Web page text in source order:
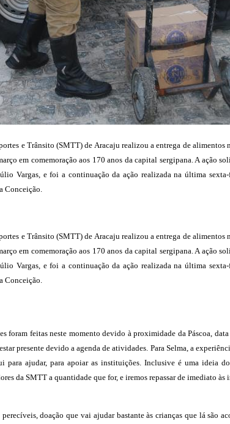
e Trânsito (SMTT) de Aracaju realizou a entrega de alimentos
em comemoração aos 170 anos da capital sergipana. A ação
Vargas, e foi a continuação da ação realizada na última
Conceição.
e Trânsito (SMTT) de Aracaju realizou a entrega de alimentos
em comemoração aos 170 anos da capital sergipana. A ação
Vargas, e foi a continuação da ação realizada na última
Conceição.
foram feitas neste momento devido à proximidade da Páscoa,
presente devido a agenda de atividades. Para Selma, a
para ajudar, para apoiar as instituições. Inclusive é uma ideia
da SMTT a quantidade que for, e iremos repassar de imediato às
doação que vai ajudar bastante às crianças que lá são